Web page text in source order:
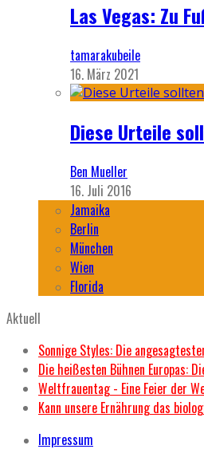
Las Vegas: Zu
tamarakubeile
16. März 2021
Diese Urteile
Ben Mueller
16. Juli 2016
Jamaika
Berlin
München
Wien
Florida
Aktuell
Sonnige Styles: Die
Die heißesten Bühnen Europas:
Weltfrauentag - Eine Feier der
Kann unsere Ernährung das
Impressum